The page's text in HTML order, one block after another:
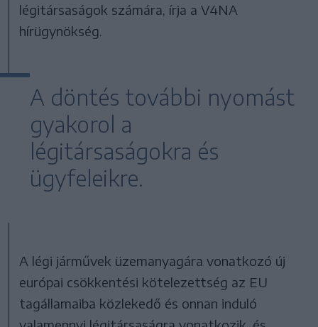
légitársaságok számára, írja a V4NA
hírügynökség.
A döntés további nyomást
gyakorol a
légitársaságokra és
ügyfeleikre.
A légi járművek üzemanyagára vonatkozó új
európai csökkentési kötelezettség az EU
tagállamaiba közlekedő és onnan induló